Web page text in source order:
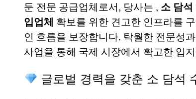
둔 전문 공급업체로서, 당사는 , 소 담석
입업체 확보를 위한 견고한 인프라를
인 흐름을 보장합니다. 탁월한 전문성
사업을 통해 국제 시장에서 확고한 입
글로벌 경력을 갖춘 소 담석